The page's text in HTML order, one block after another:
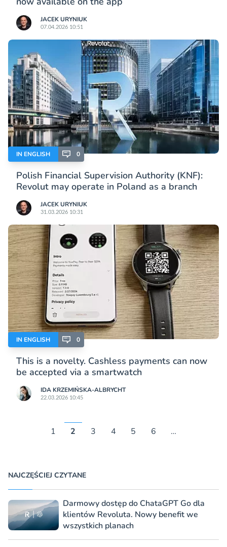
JACEK URYNIUK
07.04.2026 10:51
IN ENGLISH 0
Polish Financial Supervision Authority (KNF):
Revolut may operate in Poland as a branch
JACEK URYNIUK
31.03.2026 10:31
IN ENGLISH 0
This is a novelty. Cashless payments can now
be accepted via a smartwatch
IDA KRZEMIŃSKA-ALBRYCHT
22.03.2026 10:45
1 2 3 4 5 6 …
NAJCZĘŚCIEJ CZYTANE
Darmowy dostęp do ChataGPT Go dla
klientów Revoluta. Nowy benefit we
wszystkich planach